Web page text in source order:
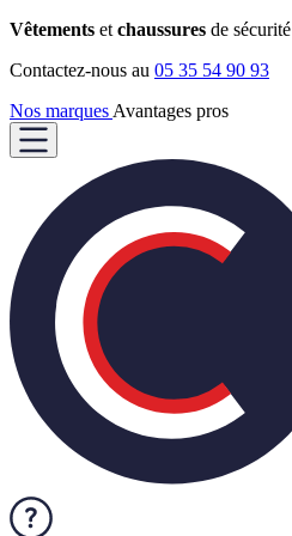
Vêtements et chaussures de sécurité
Contactez-nous au 05 35 54 90 93
Nos marques Avantages pros